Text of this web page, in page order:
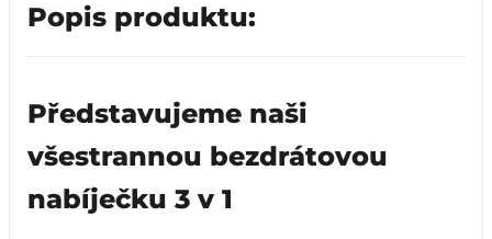
Popis produktu:
Představujeme naši
všestrannou bezdrátovou
nabíječku 3 v 1